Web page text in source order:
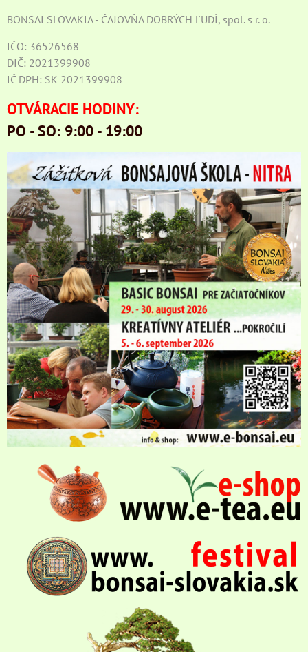
BONSAI SLOVAKIA - ČAJOVŇA DOBRÝCH ĽUDÍ, spol. s r. o.
IČO: 36526568
DIČ: 2021399908
IČ DPH: SK 2021399908
OTVÁRACIE HODINY:
PO - SO: 9:00 - 19:00